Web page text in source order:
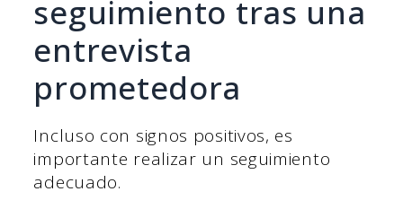
seguimiento tras una
entrevista
prometedora
Incluso con signos positivos, es
importante realizar un seguimiento
adecuado.